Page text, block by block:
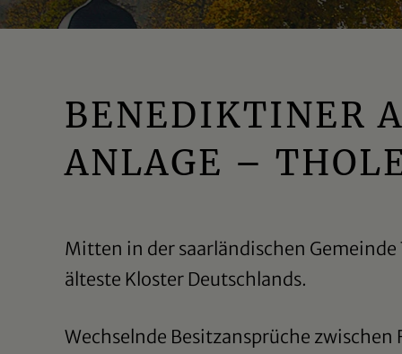
BENEDIKTINER
ANLAGE –
Mitten in der saarländischen Gemeinde
älteste Kloster Deutschlands.
Wechselnde Besitzansprüche zwischen